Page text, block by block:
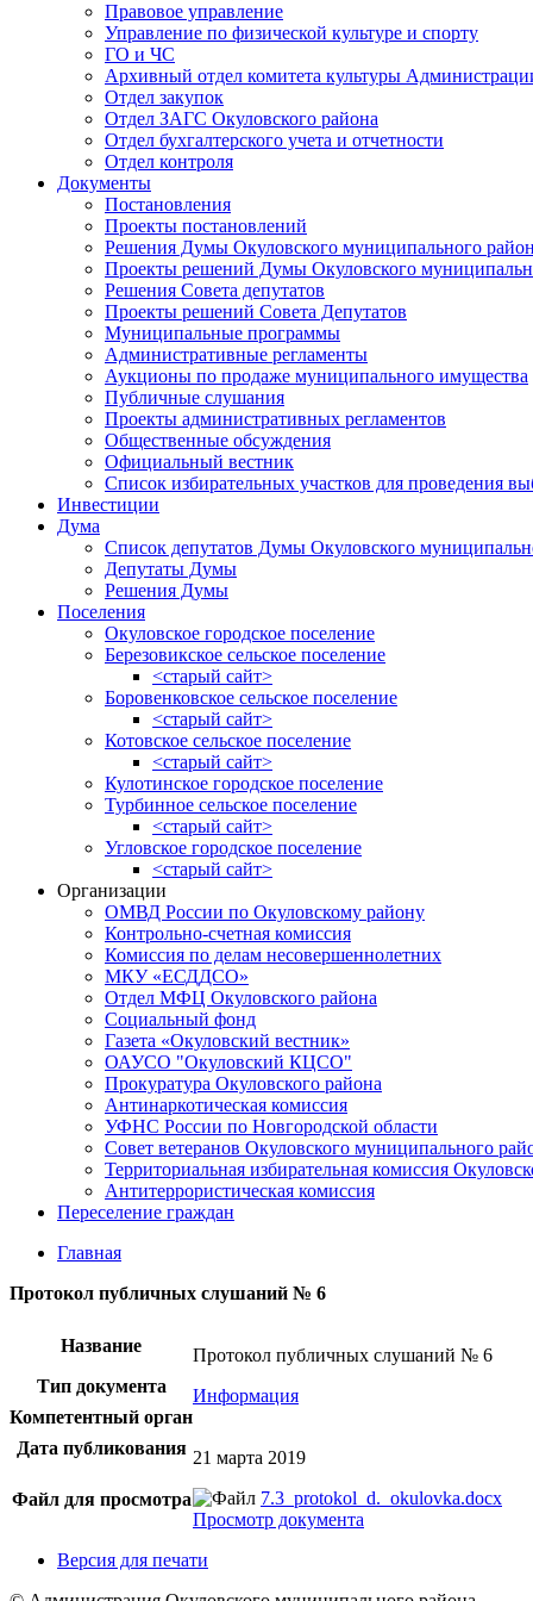
Правовое управление
Управление по физической культуре и спорту
ГО и ЧС
Архивный отдел комитета культуры
Отдел закупок
Отдел ЗАГС Окуловского района
Отдел бухгалтерского учета и отчетности
Отдел контроля
Документы
Постановления
Проекты постановлений
Решения Думы Окуловского муниципального
Проекты решений Думы Окуловского
Решения Совета депутатов
Проекты решений Совета Депутатов
Муниципальные программы
Административные регламенты
Аукционы по продаже муниципального имущества
Публичные слушания
Проекты административных регламентов
Общественные обсуждения
Официальный вестник
Список избирательных участков для проведения
Инвестиции
Дума
Список депутатов Думы Окуловского
Депутаты Думы
Решения Думы
Поселения
Окуловское городское поселение
Березовикское сельское поселение
<старый сайт>
Боровенковское сельское поселение
<старый сайт>
Котовское сельское поселение
<старый сайт>
Кулотинское городское поселение
Турбинное сельское поселение
<старый сайт>
Угловское городское поселение
<старый сайт>
Организации
ОМВД России по Окуловскому району
Контрольно-счетная комиссия
Комиссия по делам несовершеннолетних
МКУ «ЕСДДСО»
Отдел МФЦ Окуловского района
Социальный фонд
Газета «Окуловский вестник»
ОАУСО "Окуловский КЦСО"
Прокуратура Окуловского района
Антинаркотическая комиссия
УФНС России по Новгородской области
Совет ветеранов Окуловского муниципального
Территориальная избирательная комиссия
Антитеррористическая комиссия
Переселение граждан
Главная
Протокол публичных слушаний № 6
Название
Протокол публичных слушаний № 6
Тип документа
Информация
Компетентный орган
Дата публикования 21 марта 2019
Файл для просмотра
7.3_protokol_d._okulovka.docx
Просмотр документа
Версия для печати